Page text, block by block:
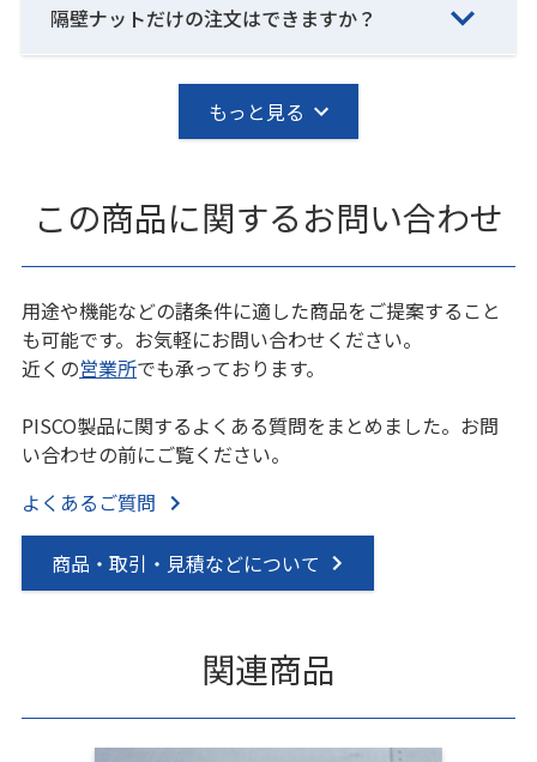
隔壁ナットだけの注文はできますか？
もっと見る
この商品に関するお問い合わせ
用途や機能などの諸条件に適した商品をご提案すること
も可能です。お気軽にお問い合わせください。
近くの営業所でも承っております。
PISCO製品に関するよくある質問をまとめました。お問
い合わせの前にご覧ください。
よくあるご質問
商品・取引・見積などについて
関連商品